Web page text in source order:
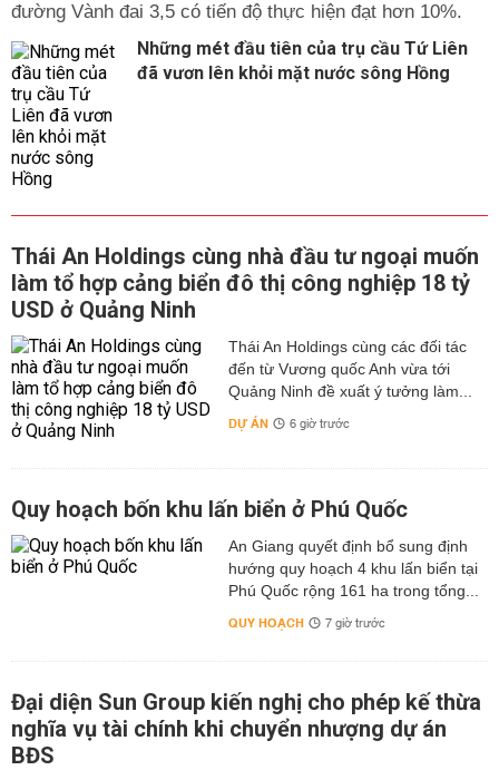
đường Vành đai 3,5 có tiến độ thực hiện đạt hơn 10%.
Những mét đầu tiên của trụ cầu Tứ Liên
đã vươn lên khỏi mặt nước sông Hồng
Thái An Holdings cùng nhà đầu tư ngoại muốn
làm tổ hợp cảng biển đô thị công nghiệp 18 tỷ
USD ở Quảng Ninh
Thái An Holdings cùng các đối tác
đến từ Vương quốc Anh vừa tới
Quảng Ninh đề xuất ý tưởng làm...
DỰ ÁN 6 giờ trước
Quy hoạch bốn khu lấn biển ở Phú Quốc
An Giang quyết định bổ sung định
hướng quy hoạch 4 khu lấn biển tại
Phú Quốc rộng 161 ha trong tổng...
QUY HOẠCH 7 giờ trước
Đại diện Sun Group kiến nghị cho phép kế thừa
nghĩa vụ tài chính khi chuyển nhượng dự án
BĐS